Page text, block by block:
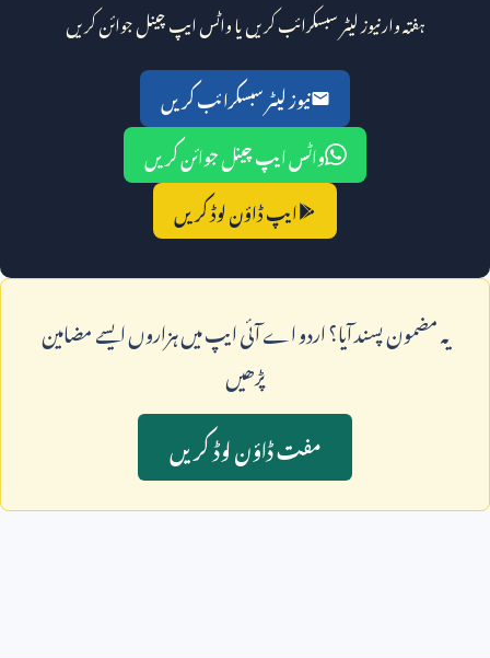
ہفتہ وار نیوز لیٹر سبسکرائب کریں یا واٹس ایپ چینل جوائن کریں
نیوز لیٹر سبسکرائب کریں
واٹس ایپ چینل جوائن کریں
ایپ ڈاؤن لوڈ کریں
يہ مضمون پسند آيا؟ اردو اے آئی ايپ ميں ہزاروں ايسے مضامين
پڑھيں
مفت ڈاؤن لوڈ کريں